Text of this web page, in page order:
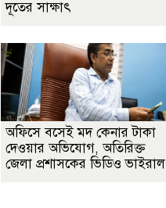
দূতের সাক্ষাৎ
অফিসে বসেই মদ কেনার টাকা
দেওয়ার অভিযোগ, অতিরিক্ত
জেলা প্রশাসকের ভিডিও ভাইরাল